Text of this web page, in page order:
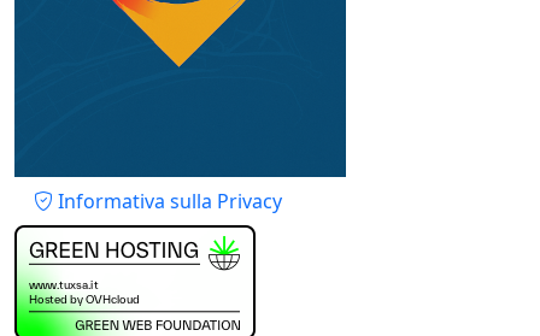
Piè di pagina
Informativa sulla Privacy